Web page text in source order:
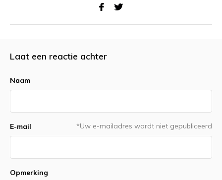
Laat een reactie achter
Naam
E-mail *Uw e-mailadres wordt niet gepubliceerd
Opmerking